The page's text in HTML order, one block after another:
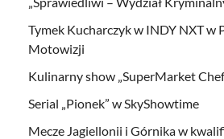
Tymek Kucharczyk w INDY NXT w
Motowizji
Kulinarny show „SuperMarket
Serial „Pionek” w SkyShowtime
Mecze Jagiellonii i Górnika w